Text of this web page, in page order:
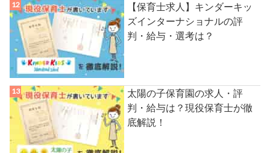
【保育士求人】キンダーキッ
ズインターナショナルの評
判・給与・選考は？
太陽の子保育園の求人・評
判・給与は？現役保育士が徹
底解説！